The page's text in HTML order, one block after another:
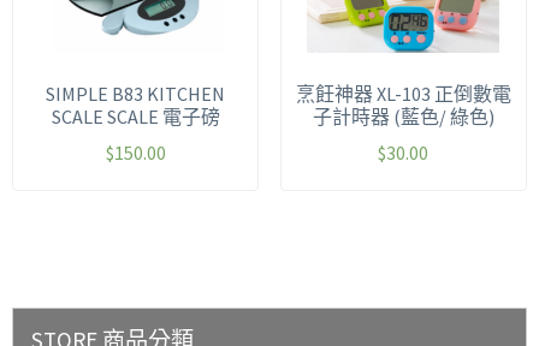
SIMPLE B83 KITCHEN
SCALE SCALE 電子磅
$150.00
烹飪神器 XL-103 正倒數電
子計時器 (藍色/ 綠色)
$30.00